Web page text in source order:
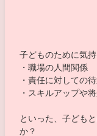
子どものために気
・職場の人間関係
・責任に対しての
・スキルアップや
といった、子ども
か？